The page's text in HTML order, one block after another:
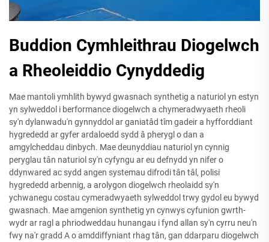
Buddion Cymhleithrau Diogelwch
a Rheoleiddio Cynyddedig
Mae mantoli ymhlith bywyd gwasnach synthetig a naturiol yn estyn
yn sylweddol i berformance diogelwch a chymeradwyaeth rheoli
sy'n dylanwadu'n gynnyddol ar ganiatâd tîm gadeir a hyfforddiant
hygrededd ar gyfer ardaloedd sydd â pherygl o dan a
amgylcheddau dinbych. Mae deunyddiau naturiol yn cynnig
peryglau tân naturiol sy'n cyfyngu ar eu defnydd yn nifer o
ddynwared ac sydd angen systemau difrodi tân tâl, polisi
hygrededd arbennig, a arolygon diogelwch rheolaidd sy'n
ychwanegu costau cymeradwyaeth sylweddol trwy gydol eu bywyd
gwasnach. Mae amgenion synthetig yn cynwys cyfunion gwrth-
wydr ar ragl a phriodweddau hunangau i fynd allan sy'n cyrru neu'n
fwy na'r gradd A o amddiffyniant rhag tân, gan ddarparu diogelwch